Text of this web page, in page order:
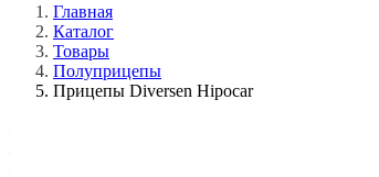
Главная
Каталог
Товары
Полуприцепы
Прицепы Diversen Hipocar